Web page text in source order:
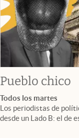
Pueblo chico
Todos los martes
Los periodistas de
desde un Lado B: el de